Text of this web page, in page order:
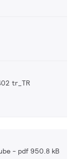
tr_TR
pdf 950.8 kB